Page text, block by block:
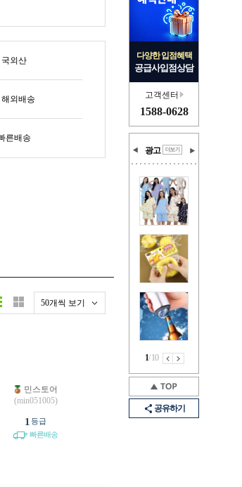
다양한 입점혜택
공급사입점상담
고객센터
1588-0628
광고
1/10
공유하기
국외산
해외배송
른배송
50개씩 보기
민스토어
(min051005)
1 등급
빠른배송